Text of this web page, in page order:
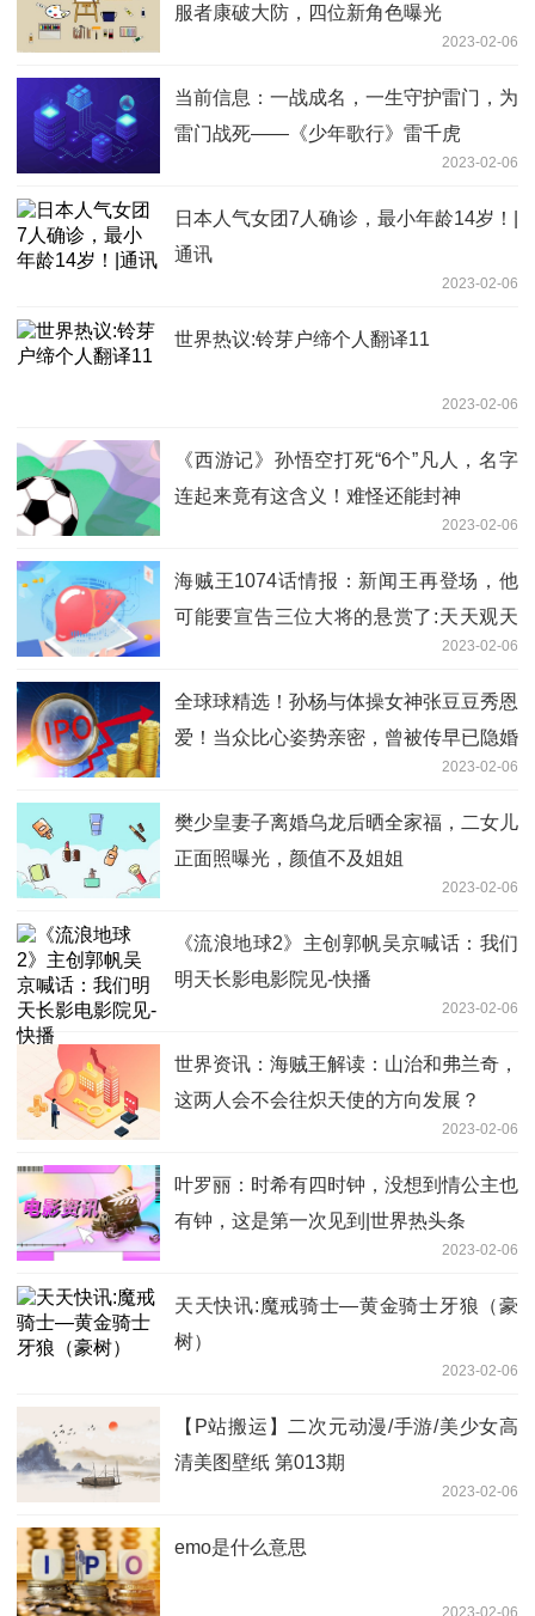
服者康破大防，四位新角色曝光
2023-02-06
当前信息：一战成名，一生守护雷门，为
雷门战死——《少年歌行》雷千虎
2023-02-06
日本人气女团7人确诊，最小年龄14岁！|
通讯
2023-02-06
世界热议:铃芽户缔个人翻译11
2023-02-06
《西游记》孙悟空打死“6个”凡人，名字
连起来竟有这含义！难怪还能封神
2023-02-06
海贼王1074话情报：新闻王再登场，他
可能要宣告三位大将的悬赏了:天天观天
2023-02-06
全球球精选！孙杨与体操女神张豆豆秀恩
爱！当众比心姿势亲密，曾被传早已隐婚
2023-02-06
樊少皇妻子离婚乌龙后晒全家福，二女儿
正面照曝光，颜值不及姐姐
2023-02-06
《流浪地球2》主创郭帆吴京喊话：我们
明天长影电影院见-快播
2023-02-06
世界资讯：海贼王解读：山治和弗兰奇，
这两人会不会往炽天使的方向发展？
2023-02-06
叶罗丽：时希有四时钟，没想到情公主也
有钟，这是第一次见到|世界热头条
2023-02-06
天天快讯:魔戒骑士—黄金骑士牙狼（豪
树）
2023-02-06
【P站搬运】二次元动漫/手游/美少女高
清美图壁纸 第013期
2023-02-06
emo是什么意思
2023-02-06